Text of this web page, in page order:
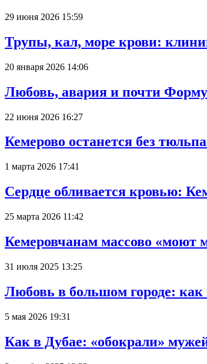
29 июня 2026 15:59
Трупы, кал, море крови:
20 января 2026 14:06
Любовь, авария и почти
22 июня 2026 16:27
Кемерово останется без
1 марта 2026 17:41
Сердце обливается кровью:
25 марта 2026 11:42
Кемеровчанам массово «моют
31 июля 2025 13:25
Любовь в большом городе: как
5 мая 2026 19:31
Как в Дубае: «обокрали»